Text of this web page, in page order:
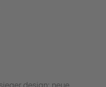
design: neue